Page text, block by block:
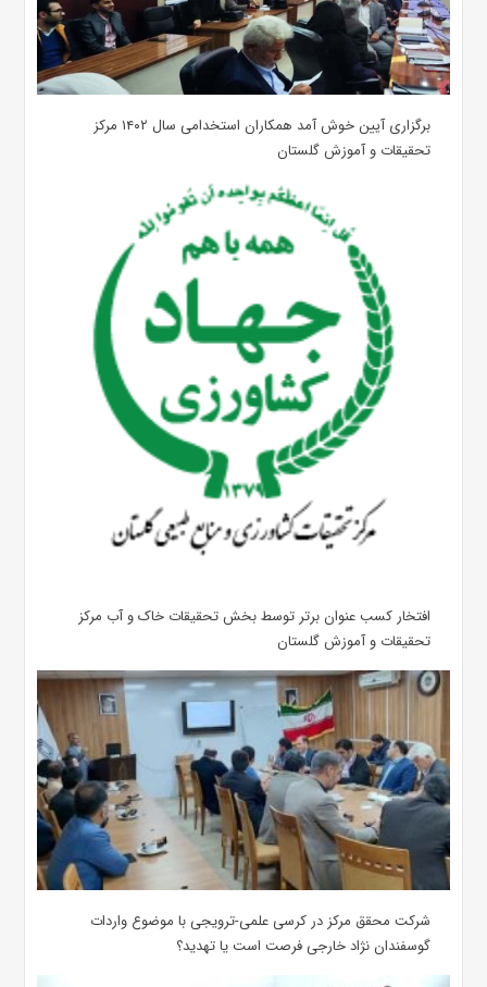
برگزاری آیین خوش آمد همکاران استخدامی سال ۱۴۰۲ مرکز
تحقیقات و آموزش گلستان
افتخار کسب عنوان برتر توسط بخش تحقیقات خاک و آب مرکز
تحقیقات و آموزش گلستان
شرکت محقق مرکز در کرسی علمی-ترویجی با موضوع واردات
گوسفندان نژاد خارجی فرصت است یا تهدید؟